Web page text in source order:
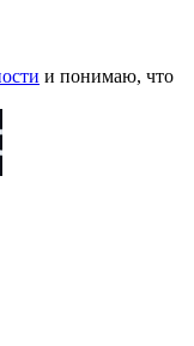
и понимаю, что